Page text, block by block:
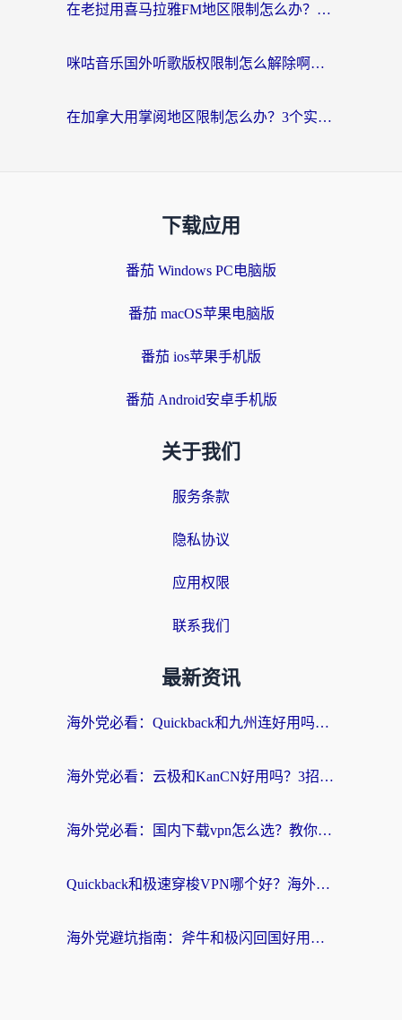
在老挝用喜马拉雅FM地区限制怎么办？海外党亲测有效的回国加速方案
咪咕音乐国外听歌版权限制怎么解除啊？海外党亲测有效的回国加速方案
在加拿大用掌阅地区限制怎么办？3个实用技巧帮你轻松解决（附海外华人必备工具）
下载应用
番茄 Windows PC电脑版
番茄 macOS苹果电脑版
番茄 ios苹果手机版
番茄 Android安卓手机版
关于我们
服务条款
隐私协议
应用权限
联系我们
最新资讯
海外党必看：Quickback和九州连好用吗？3步选对回国加速器实现无缝刷国内资源
海外党必看：云极和KanCN好用吗？3招教你选对回国加速器（附免费VPN避坑指南）
海外党必看：国内下载vpn怎么选？教你无缝访问国内资源的实用指南
Quickback和极速穿梭VPN哪个好？海外党亲测3招选对回国加速器，看这篇就够了
海外党避坑指南：斧牛和极闪回国好用吗？选对加速器才能无缝刷剧玩游戏